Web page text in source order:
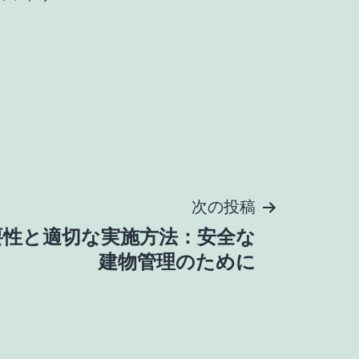
次の投稿
と適切な実施方法：安全な
建物管理のために